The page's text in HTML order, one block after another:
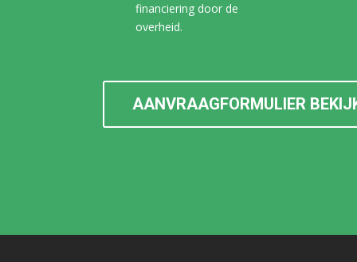
financiering door de
overheid.
AANVRAAGFORMULIER